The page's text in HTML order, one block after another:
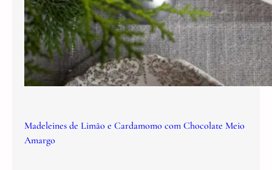
Madeleines de Limão e Cardamomo com Chocolate Meio
Amargo